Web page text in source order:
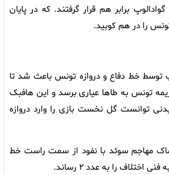
برابر هم قرار گرفتند. که در پایان
توپ توسط خط دفاع و دروازه تونس باعث شد تا
تونس به طاها عیاری برسد و این هافبک
توانست گل نخست بازی را وارد دروازه
ایساک مهاجم سوئد با نفود از سمت راست خط
را به عدد ۲ رساند.